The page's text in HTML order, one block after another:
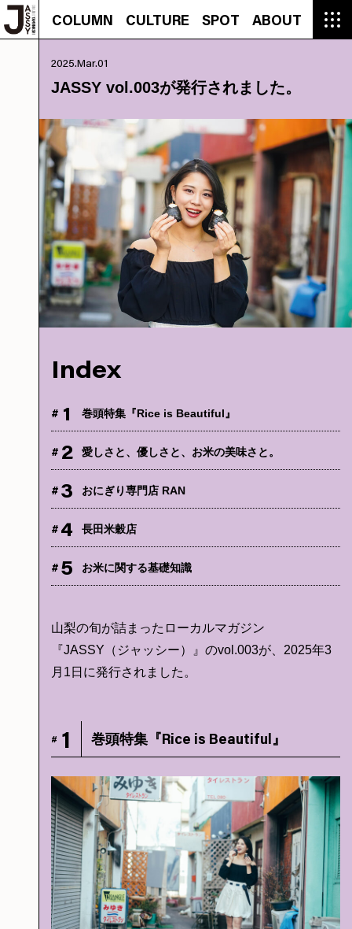
COLUMN CULTURE SPOT ABOUT
COLUMN
CULTURE
SPOT
LIFESTYLE
ABOUT
CONTACT
OFFER
2025.Mar.01
JASSY vol.003が発行されました。
Index
# 1 巻頭特集『Rice is Beautiful』
# 2 愛しさと、優しさと、お米の美味さと。
# 3 おにぎり専門店 RAN
# 4 長田米穀店
# 5 お米に関する基礎知識
山梨の旬が詰まったローカルマガジン
『JASSY（ジャッシー）』のvol.003が、2025年3
月1日に発行されました。
# 1 巻頭特集『Rice is Beautiful』